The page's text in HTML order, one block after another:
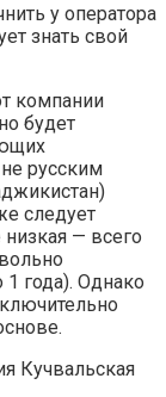
у оператора
знать свой
компании
будет
русским
следует
низкая — всего
года). Однако